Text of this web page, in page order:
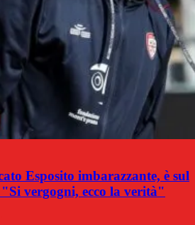
Esposito imbarazzante, è sul
vergogni, ecco la verità"